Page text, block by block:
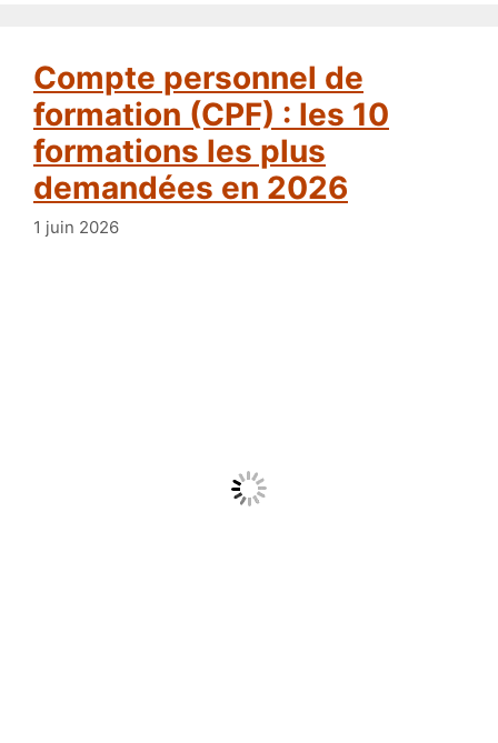
Compte personnel de
formation (CPF) : les 10
formations les plus
demandées en 2026
1 juin 2026